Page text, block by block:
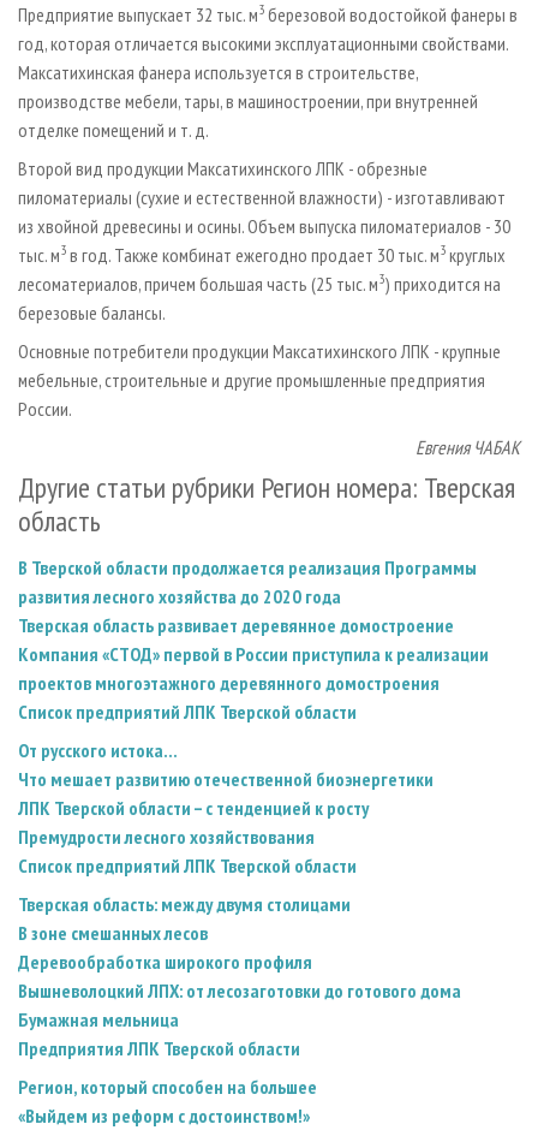
Предприятие выпускает 32 тыс. м3 березовой водостойкой фанеры в
год, которая отличается высокими эксплуатационными свойствами.
Максатихинская фанера используется в строительстве,
производстве мебели, тары, в машиностроении, при внутренней
отделке помещений и т. д.
Второй вид продукции Максатихинского ЛПК - обрезные
пиломатериалы (сухие и естественной влажности) - изготавливают
из хвойной древесины и осины. Объем выпуска пиломатериалов - 30
тыс. м3 в год. Также комбинат ежегодно продает 30 тыс. м3 круглых
лесоматериалов, причем большая часть (25 тыс. м3) приходится на
березовые балансы.
Основные потребители продукции Максатихинского ЛПК - крупные
мебельные, строительные и другие промышленные предприятия
России.
Евгения ЧАБАК
Другие статьи рубрики Регион номера: Тверская
область
В Тверской области продолжается реализация Программы
развития лесного хозяйства до 2020 года
Тверская область развивает деревянное домостроение
Компания «СТОД» первой в России приступила к реализации
проектов многоэтажного деревянного домостроения
Список предприятий ЛПК Тверской области
От русского истока...
Что мешает развитию отечественной биоэнергетики
ЛПК Тверской области – с тенденцией к росту
Премудрости лесного хозяйствования
Список предприятий ЛПК Тверской области
Тверская область: между двумя столицами
В зоне смешанных лесов
Деревообработка широкого профиля
Вышневолоцкий ЛПХ: от лесозаготовки до готового дома
Бумажная мельница
Предприятия ЛПК Тверской области
Регион, который способен на большее
«Выйдем из реформ с достоинством!»